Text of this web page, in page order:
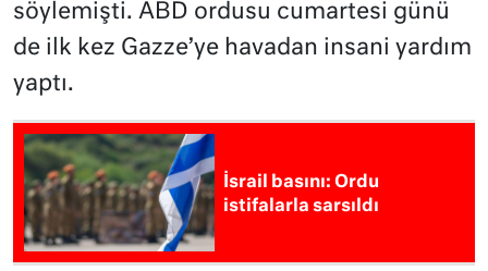
söylemişti. ABD ordusu cumartesi günü
de ilk kez Gazze’ye havadan insani yardım
yaptı.
İsrail basını: Ordu
istifalarla sarsıldı